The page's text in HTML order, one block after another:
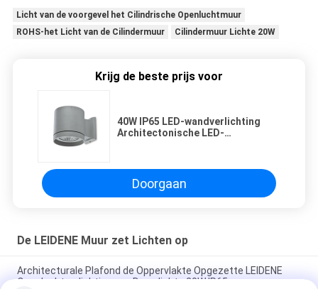
Licht van de voorgevel het Cilindrische Openluchtmuur
ROHS-het Licht van de Cilindermuur
Cilindermuur Lichte 20W
Krijg de beste prijs voor
40W IP65 LED-wandverlichting
Architectonische LED-
Doorgaan
De LEIDENE Muur zet Lichten op
Architecturale Plafond de Oppervlakte Opgezette LEIDENE
Openluchtverlichting van Downlights 20W IP65